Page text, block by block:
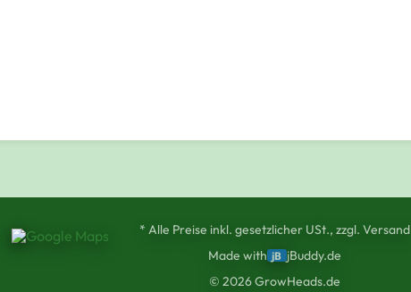
* Alle Preise inkl. gesetzlicher USt., zzgl. Versand
Made with jB jBuddy.de
© 2026GrowHeads.de